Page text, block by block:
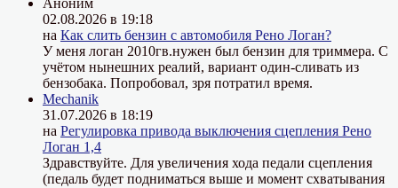
Аноним
02.08.2026 в 19:18
на Как слить бензин с автомобиля Рено Логан?
У меня логан 2010гв.нужен был бензин для триммера. С
учётом нынешних реалий, вариант один-сливать из
бензобака. Попробовал, зря потратил время.
Mechanik
31.07.2026 в 18:19
на Регулировка привода выключения сцепления Рено
Логан 1,4
Здравствуйте. Для увеличения хода педали сцепления
(педаль будет подниматься выше и момент схватывания